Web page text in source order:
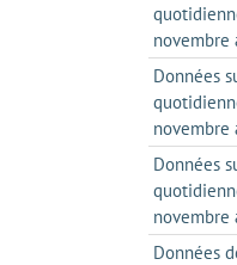
novembre
Données
novembre
Données
novembre
Données